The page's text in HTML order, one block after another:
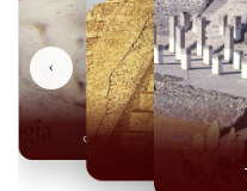
Olmecas
‹